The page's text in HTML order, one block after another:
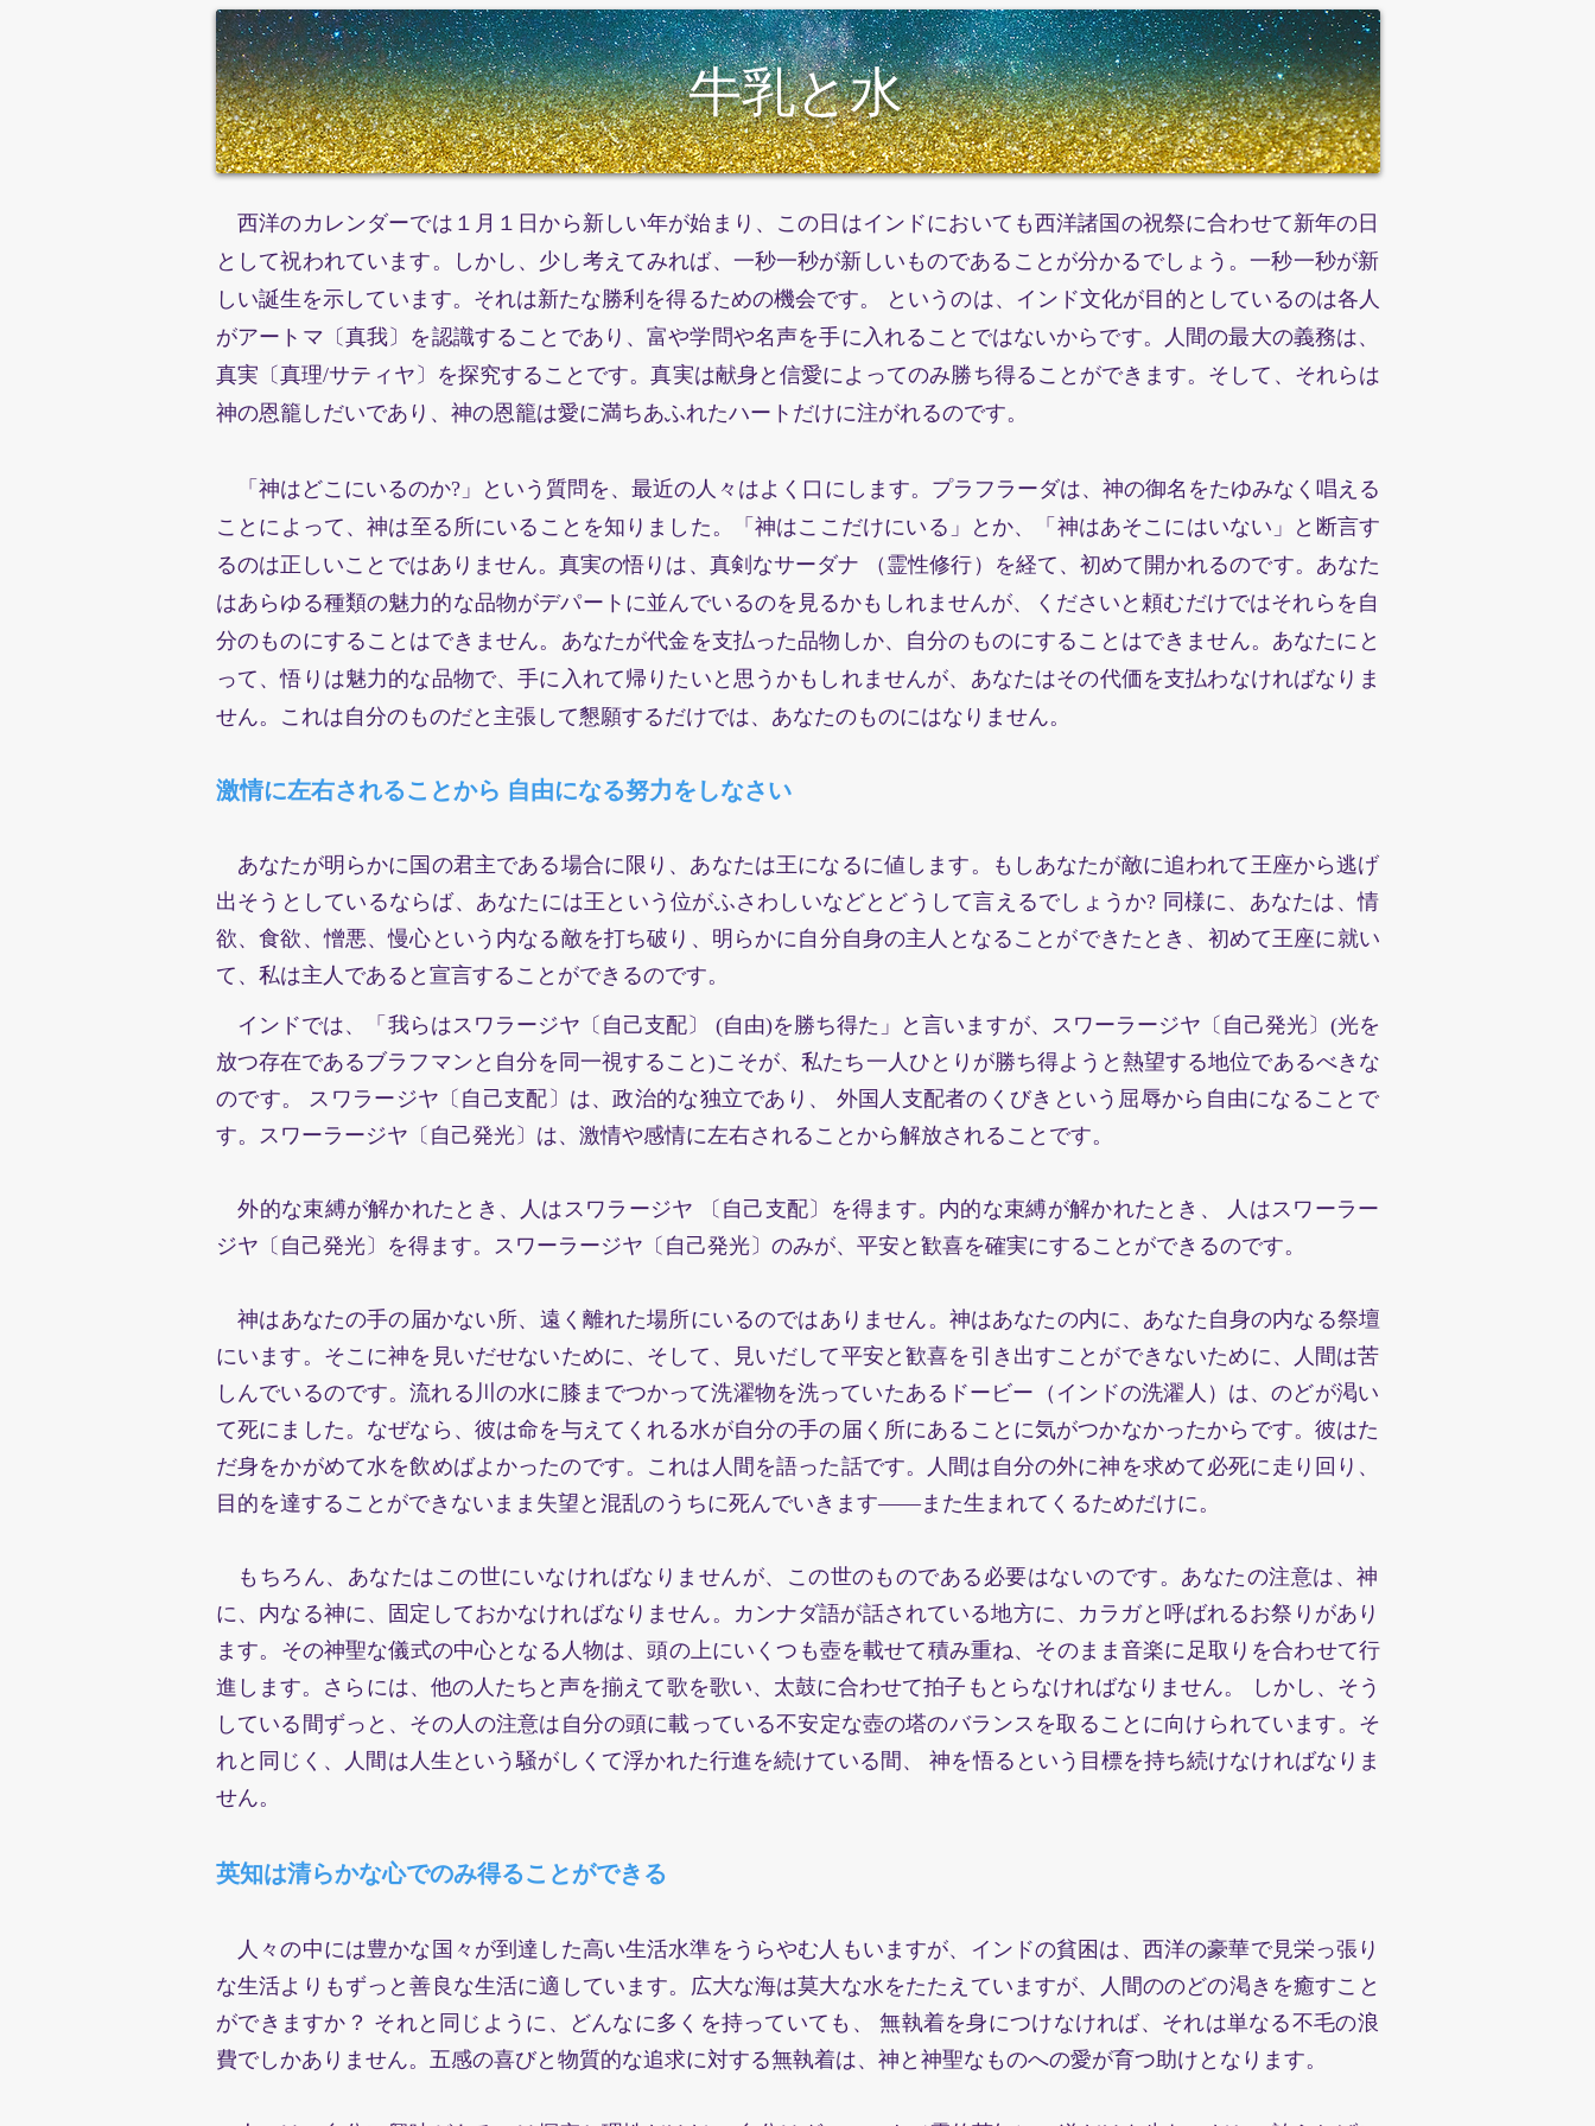
​牛乳と水​
⻄洋のカレンダーでは１月１日から新しい年が始まり、この日はインドにおいても⻄洋諸国の祝祭に合わせて新年の日
として祝われています。しかし、少し考えてみれば、一秒一秒が新しいものであることが分かるでしょう。一秒一秒が新
しい誕生を示しています。それは新たな勝利を得るための機会です。 というのは、インド文化が目的としているのは各人
がアートマ〔真我〕を認識することであり、富や学問や名声を手に入れることではないからです。人間の最大の義務は、
真実〔真理/サティヤ〕を探究することです。真実は献身と信愛によってのみ勝ち得ることができます。そして、それらは
神の恩籠しだいであり、神の恩籠は愛に満ちあふれたハートだけに注がれるのです。
「神はどこにいるのか?」という質問を、最近の人々はよく口にします。プラフラーダは、神の御名をたゆみなく唱える
ことによって、神は至る所にいることを知りました。「神はここだけにいる」とか、「神はあそこにはいない」と断言す
るのは正しいことではありません。真実の悟りは、真剣なサーダナ （霊性修行）を経て、初めて開かれるのです。あなた
はあらゆる種類の魅力的な品物がデパートに並んでいるのを見るかもしれませんが、くださいと頼むだけではそれらを自
分のものにすることはできません。あなたが代金を支払った品物しか、自分のものにすることはできません。あなたにと
って、悟りは魅力的な品物で、手に入れて帰りたいと思うかもしれませんが、あなたはその代価を支払わなければなりま
せん。これは自分のものだと主張して懇願するだけでは、あなたのものにはなりません。
激情に左右されることから 自由になる努力をしなさい
あなたが明らかに国の君主である場合に限り、あなたは王になるに値します。もしあなたが敵に追われて王座から逃げ
出そうとしているならば、あなたには王という位がふさわしいなどとどうして言えるでしょうか? 同様に、あなたは、情
欲、食欲、憎悪、慢心という内なる敵を打ち破り、明らかに自分自身の主人となることができたとき、初めて王座に就い
て、私は主人であると宣言することができるのです。
インドでは、「我らはスワ ラージヤ〔自己支配〕 (自由)を勝ち得た」と言いますが、スワーラージヤ〔自己発光〕(光を
放つ存在であるブラフマンと自分を同一視すること)こそが、私たち一人ひとりが勝ち得ようと熱望する地位であるべきな
のです。 スワラージヤ〔自己支配〕は、政治的な独立であり、 外国人支配者のくびきという屈辱から自由になることで
す。スワーラージヤ〔自己発光〕は、激情や感情に左右されることから解放されることです。
外的な束縛が解かれたとき、人はスワラージヤ 〔自己支配〕を得ます。内的な束縛が解かれたとき、 人はスワーラー
ジヤ〔自己発光〕を得ます。スワーラージヤ〔自己発光〕のみが、平安と歓喜を確実にすることができるのです。
神はあなたの手の届かない所、遠く離れた場所にいるのではありません。神はあなたの内に、あなた自身の内なる祭壇
にいます。そこに神を見いだせないために、そして、見いだして平安と歓喜を引き出すことができないために、人間は苦
しんでいるのです。流れる川の水に膝までつかって洗濯物を洗っていたあるドービー（インドの洗濯人）は、のどが渇い
て死にました。なぜなら、彼は命を与えてくれる水が自分の手の届く所にあることに気がつかなかったからです。彼はた
だ身をかがめて水を飲めばよかったのです。これは人間を語った話です。人間は自分の外に神を求めて必死に走り回り、
目的を達することができないまま失望と混乱のうちに死んでいきます――また生まれてくるためだけに。
もちろん、あなたはこの世にいなければなりませんが、この世のものである必要はないのです。あなたの注意は、神
に、内なる神に、固定しておかなければなりません。カンナダ語が話されている地方に、カラガと呼ばれるお祭りがあり
ます。その神聖な儀式の中心となる人物は、頭の上にいくつも壺を載せて積み重ね、そのまま音楽に足取りを合わせて行
進します。さらには、他の人たちと声を揃えて歌を歌い、太鼓に合わせて拍子もとらなければなりません。 しかし、そう
している間ずっと、その人の注意は自分の頭に載っている不安定な壺の塔のバランスを取ることに向けられています。そ
れと同じく、人間は人生という騒がしくて浮かれた行進を続けている間、 神を悟るという目標を持ち続けなければなりま
せん。
英知は清らかな心でのみ得ることができる
人々の中には豊かな国々が到達した高い生活水準をうらやむ人もいますが、インドの貧困は、⻄洋の豪華で見栄っ張り
な生活よりもずっと善良な生活に適しています。広大な海は莫大な水をたたえていますが、人間ののどの渇きを癒すこと
ができますか？ それと同じように、どんなに多くを持っていても、 無執着を身につけなければ、それは単なる不毛の浪
費でしかありません。五感の喜びと物質的な追求に対する無執着は、神と神聖なものへの愛が育つ助けとなります。